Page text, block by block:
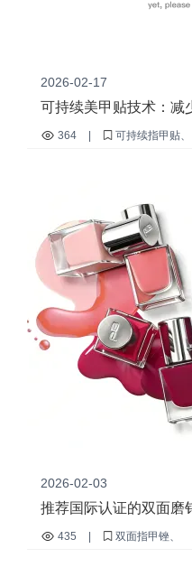
2026-02-17
可持续美甲贴技术：减
力B2B出口
364 可持续指甲贴
2026-02-03
推荐国际认证的双面磨
竞争力
435 双面指甲锉